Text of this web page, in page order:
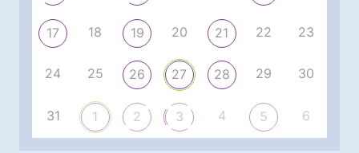
17 18 19 20 21 22 23
24 25 26 27 28 29 30
31 1 2 3 4 5 6